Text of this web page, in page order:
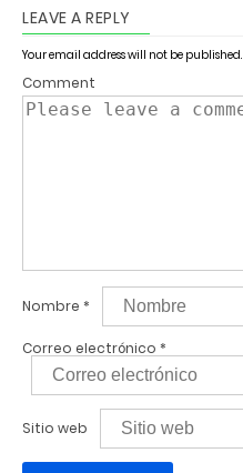
LEAVE A REPLY
Your email address will not be published.
Comment
Nombre *
Correo electrónico *
Sitio web